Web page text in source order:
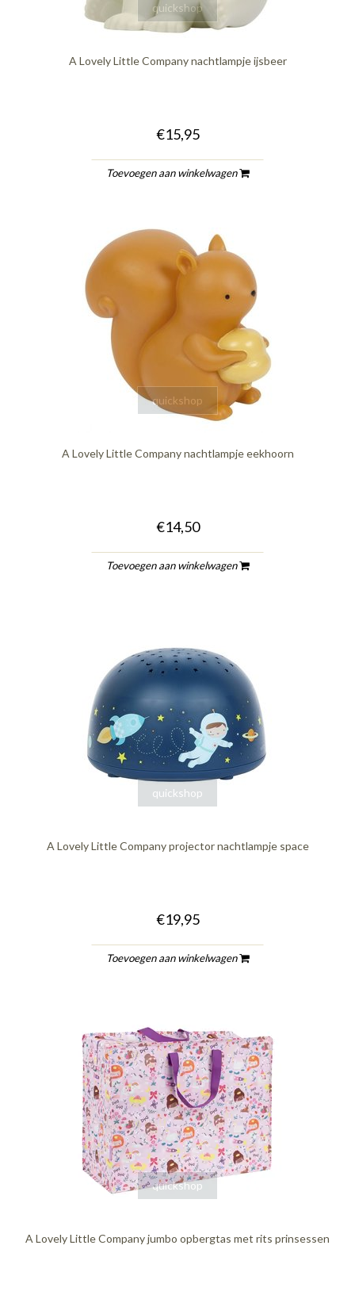
quickshop
A Lovely Little Company nachtlampje ijsbeer
€15,95
Toevoegen aan winkelwagen
quickshop
A Lovely Little Company nachtlampje eekhoorn
€14,50
Toevoegen aan winkelwagen
quickshop
A Lovely Little Company projector nachtlampje space
€19,95
Toevoegen aan winkelwagen
quickshop
A Lovely Little Company jumbo opbergtas met rits prinsessen